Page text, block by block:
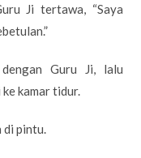
Ji tertawa, “Saya
Guru Ji, lalu
kamar tidur.
di pintu.